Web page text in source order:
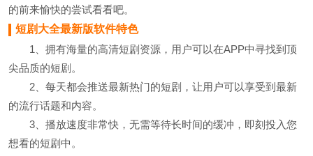
的前来愉快的尝试看看吧。
短剧大全最新版软件特色
1、拥有海量的高清短剧资源，用户可以在APP中寻找到顶
尖品质的短剧。
2、每天都会推送最新热门的短剧，让用户可以享受到最新
的流行话题和内容。
3、播放速度非常快，无需等待长时间的缓冲，即刻投入您
想看的短剧中。